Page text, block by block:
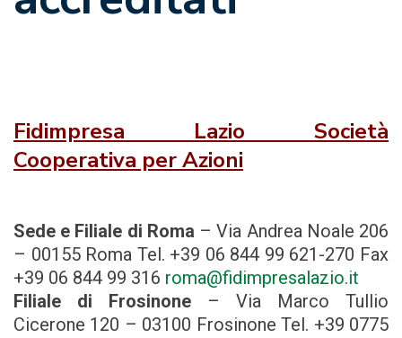
Fidimpresa Lazio Società
Cooperativa per Azioni
Sede e Filiale di Roma – Via Andrea Noale 206
– 00155 Roma Tel. +39 06 844 99 621-270 Fax
+39 06 844 99 316 roma@fidimpresalazio.it
Filiale di Frosinone – Via Marco Tullio
Cicerone 120 – 03100 Frosinone Tel. +39 0775